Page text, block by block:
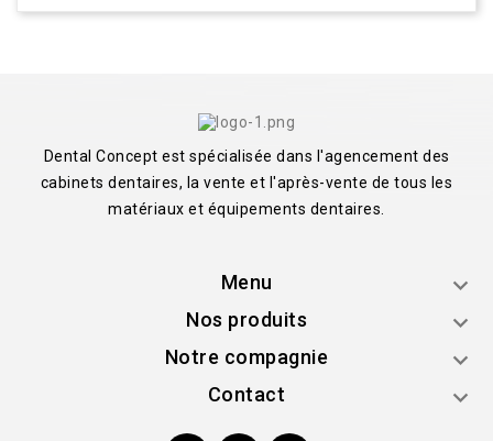
Dental Concept est spécialisée dans l'agencement des
cabinets dentaires, la vente et l'après-vente de tous les
matériaux et équipements dentaires.
Menu 
Nos produits 
Notre compagnie 
Contact 